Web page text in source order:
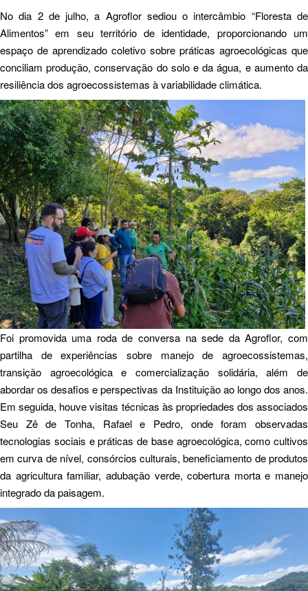
No dia 2 de julho, a Agroflor sediou o intercâmbio “Floresta de
Alimentos” em seu território de identidade, proporcionando um
espaço de aprendizado coletivo sobre práticas agroecológicas que
conciliam produção, conservação do solo e da água, e aumento da
resiliência dos agroecossistemas à variabilidade climática.
Foi promovida uma roda de conversa na sede da Agroflor, com
partilha de experiências sobre manejo de agroecossistemas,
transição agroecológica e comercialização solidária, além de
abordar os desafios e perspectivas da Instituição ao longo dos anos.
Em seguida, houve visitas técnicas às propriedades dos associados
Seu Zê de Tonha, Rafael e Pedro, onde foram observadas
tecnologias sociais e práticas de base agroecológica, como cultivos
em curva de nível, consórcios culturais, beneficiamento de produtos
da agricultura familiar, adubação verde, cobertura morta e manejo
integrado da paisagem.